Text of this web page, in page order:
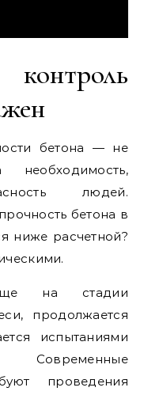
бетона — не
людей.
бетона в
ниже расчетной?
на стадии
продолжается
испытаниями
Современные
проведения